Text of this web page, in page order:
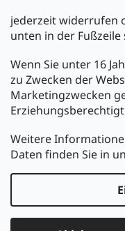
jederzeit widerrufen
unten in der Fußzeile
Wenn Sie unter 16
zu Zwecken der
Marketingzwecken
Weitere
Daten finden Sie in
E-Mail
Melden Sie sich jetzt
kostenlos und
Newsletter bestätigen
Datenschutzerklärung.
ANMELDEN
Copyright 2026